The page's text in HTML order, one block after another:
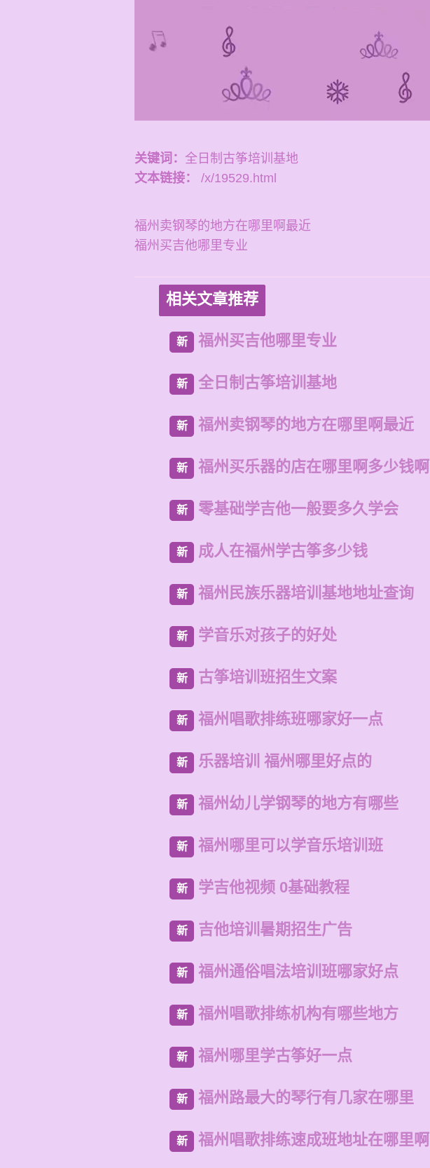
关键词： 全日制古筝培训基地
文本链接：
/x/19529.html
福州卖钢琴的地方在哪里啊最近
福州买吉他哪里专业
相关文章推荐
新 福州买吉他哪里专业
新 全日制古筝培训基地
新 福州卖钢琴的地方在哪里啊最近
新 福州买乐器的店在哪里啊多少钱啊
新 零基础学吉他一般要多久学会
新 成人在福州学古筝多少钱
新 福州民族乐器培训基地地址查询
新 学音乐对孩子的好处
新 古筝培训班招生文案
新 福州唱歌排练班哪家好一点
新 乐器培训 福州哪里好点的
新 福州幼儿学钢琴的地方有哪些
新 福州哪里可以学音乐培训班
新 学吉他视频 0基础教程
新 吉他培训暑期招生广告
新 福州通俗唱法培训班哪家好点
新 福州唱歌排练机构有哪些地方
新 福州哪里学古筝好一点
新 福州路最大的琴行有几家在哪里
新 福州唱歌排练速成班地址在哪里啊